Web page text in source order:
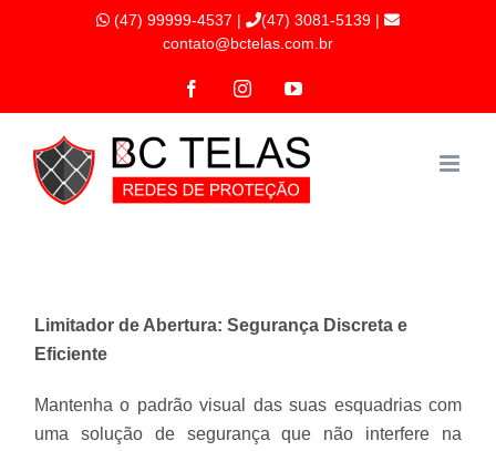
(47) 99999-4537 |
(47) 3081-5139 |
contato@bctelas.com.br
FacebookInstagramYouTube
Limitador de Abertura: Segurança Discreta e
Eficiente
Mantenha o padrão visual das suas esquadrias com
uma solução de segurança que não interfere na